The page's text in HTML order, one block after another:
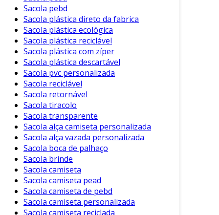
Sacola pebd
Sacola plástica direto da fabrica
Sacola plástica ecológica
Sacola plástica reciclável
Sacola plástica com zíper
Sacola plástica descartável
Sacola pvc personalizada
Sacola reciclável
Sacola retornável
Sacola tiracolo
Sacola transparente
Sacola alça camiseta personalizada
Sacola alça vazada personalizada
Sacola boca de palhaço
Sacola brinde
Sacola camiseta
Sacola camiseta pead
Sacola camiseta de pebd
Sacola camiseta personalizada
Sacola camiseta reciclada